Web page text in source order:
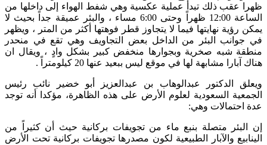
ظهرا عقب ذلك تبدأ عملية عكسية وهي شفط الهواء إلى داخلها من
الساعة 12:00 ظهراً وحتى 6:00 مساء ، والبئر عميقة جداً بحيث لا
يمكن رؤية نهايتها فيما لا يتجاوز قطر فوهتها أكثر من المتر ، ويظهر
في جوانب البئر من الداخل بعض التجاويف وهي تقع في منحدر
منطقة شبه صخرية وبجوارها منخفض كبير بشكل وادٍ ، ويقال ان
هناك آبارا مشابهة لها في موقع ليس ببعيد عنها 20 كيلومتراً .
ويعلق الدكتور عبدالوهاب بن عبدالعزيز أبو خضير نائب رئيس
الجمعية السعودية لعلوم الأرض على هذه الظاهرة، مؤكدا أنه توجد
عدة احتمالات وهي:
إن البئر متصلة بنبع ماء من تجويفات بركانية حيث أن كثيراً من
الينابيع والآبار الطبيعية لكون مصدرها تجويفات بركانية تحت الأرض